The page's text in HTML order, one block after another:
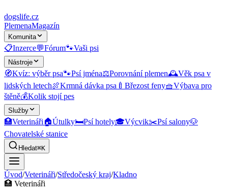
dogslife.cz
PlemenaMagazín
Komunita
📋Inzerce💬Fórum🐾Vaši psi
Nástroje
🧭Kvíz: výběr psa🐾Psí jména⚖️Porovnání plemen🕰️Věk psa v
lidských letech🍖Krmná dávka psa 🍼 Březost feny🧺Výbava pro
štěně💰Kolik stojí pes
Služby
🏥Veterináři🏠Útulky🛏️Psí hotely🎓Výcvik✂️Psí salony🐶
Chovatelské stanice
Hledat⌘K
Úvod/Veterináři/Středočeský kraj/Kladno
🏥 Veterináři